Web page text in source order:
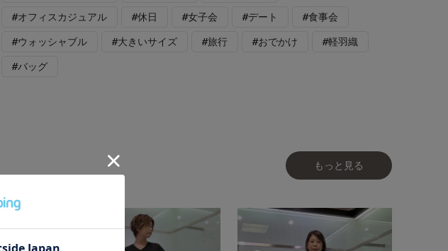
#オフィスカジュアル #休日 #女子会 #デート #食事会
#ウォッシャブル #大きいサイズ #旅行 #おでかけ #軽羽織
#バッグ
もっと見る